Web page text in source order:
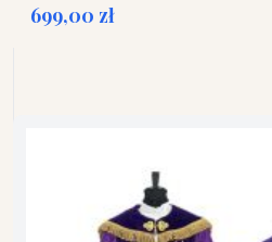
699,00 zł